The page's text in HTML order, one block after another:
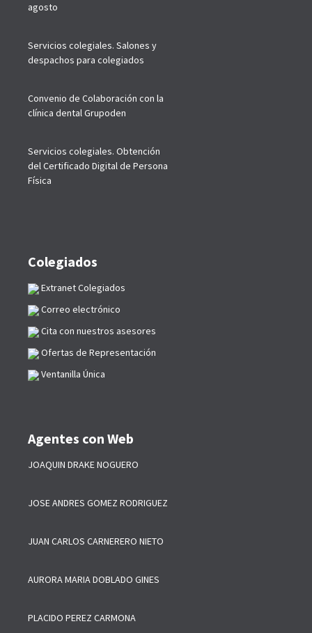
agosto
Servicios colegiales. Salones y
despachos para colegiados
Convenio de Colaboración con la
clínica dental Grupoden
Servicios colegiales. Obtención
del Certificado Digital de Persona
Física
Colegiados
Extranet Colegiados
Correo electrónico
Cita con nuestros asesores
Ofertas de Representación
Ventanilla Única
Agentes con Web
JOAQUIN DRAKE NOGUERO
JOSE ANDRES GOMEZ RODRIGUEZ
JUAN CARLOS CARNERERO NIETO
AURORA MARIA DOBLADO GINES
PLACIDO PEREZ CARMONA